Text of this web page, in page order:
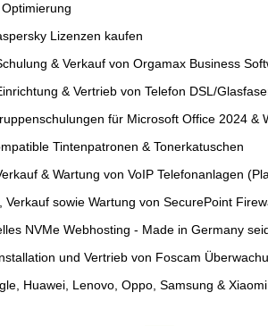
Lizenzen kaufen
& Verkauf von Orgamax Business
& Vertrieb von Telefon DSL/
für Microsoft Office 2024 &
Tintenpatronen & Tonerkatuschen
& Wartung von VoIP Telefonanlagen
Verkauf sowie Wartung von SecurePoint
NVMe Webhosting - Made in Germany
und Vertrieb von Foscam
Huawei, Lenovo, Oppo, Samsung &